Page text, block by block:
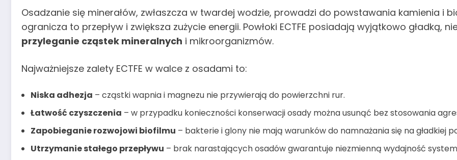
Osadzanie się minerałów, zwłaszcza w twardej wodzie, prowadzi do powstawania kamienia i
ogranicza to przepływ i zwiększa zużycie energii. Powłoki ECTFE posiadają wyjątkowo gładką,
przyleganie cząstek mineralnych i mikroorganizmów.
Najważniejsze zalety ECTFE w walce z osadami to:
Niska adhezja – cząstki wapnia i magnezu nie przywierają do powierzchni rur.
Łatwość czyszczenia – w przypadku konieczności konserwacji osady można usunąć bez stosowania
Zapobieganie rozwojowi biofilmu – bakterie i glony nie mają warunków do namnażania się na gładkiej
Utrzymanie stałego przepływu – brak narastających osadów gwarantuje niezmienną wydajność